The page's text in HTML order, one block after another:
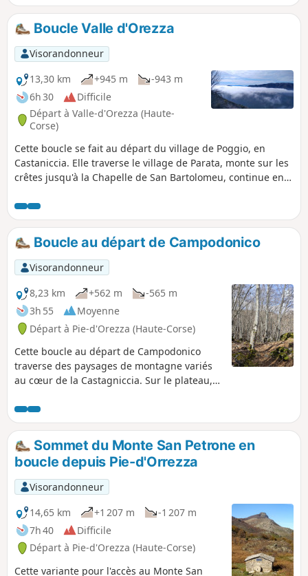
Boucle Valle d'Orezza
Visorandonneur
13,30 km
+945 m
-943 m
6h 30
Difficile
Départ à Valle-d'Orezza (Haute-
Corse)
Cette boucle se fait au départ du village de Poggio, en
Castaniccia. Elle traverse le village de Parata, monte sur les
crêtes jusqu'à la Chapelle de San Bartolomeu, continue en
Zucarello, avant de passer devant la Chapelle San Giorgio et
de retrouver Poggio. Une grande partie de la boucle se fait
sur les crêtes, ce qui permet d'avoir une vue dégagée de
part et d'autre des vallées. Le parcours boisé rend la
randonnée très agréable, surtout en période estivale.
Boucle au départ de Campodonico
Visorandonneur
8,23 km
+562 m
-565 m
3h 55
Moyenne
Départ à Pie-d'Orezza (Haute-Corse)
Cette boucle au départ de Campodonico
traverse des paysages de montagne variés
au cœur de la Castagniccia. Sur le plateau,
chaîne de montagne du centre corse, les
villages remarquables de Castagniccia, tout
en ayant une vue lointaine sur la mer. De
plus, des traces de bâti sont à admirer à
Bocca al Prato.
Sommet du Monte San Petrone en
boucle depuis Pie-d'Orrezza
Visorandonneur
14,65 km
+1 207 m
-1 207 m
7h 40
Difficile
Départ à Pie-d'Orezza (Haute-Corse)
Cette variante pour l'accès au Monte San